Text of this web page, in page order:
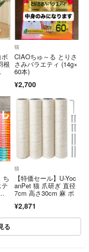
根
猫
CIAOちゅ～る とりさ
さみバラエティ (14g×
60本)
¥2,700
ち
猫
【特価セール】U-Yoc
anPet 猫 爪研ぎ 直径
7cm 高さ30cm 麻 ポ
¥2,871
る